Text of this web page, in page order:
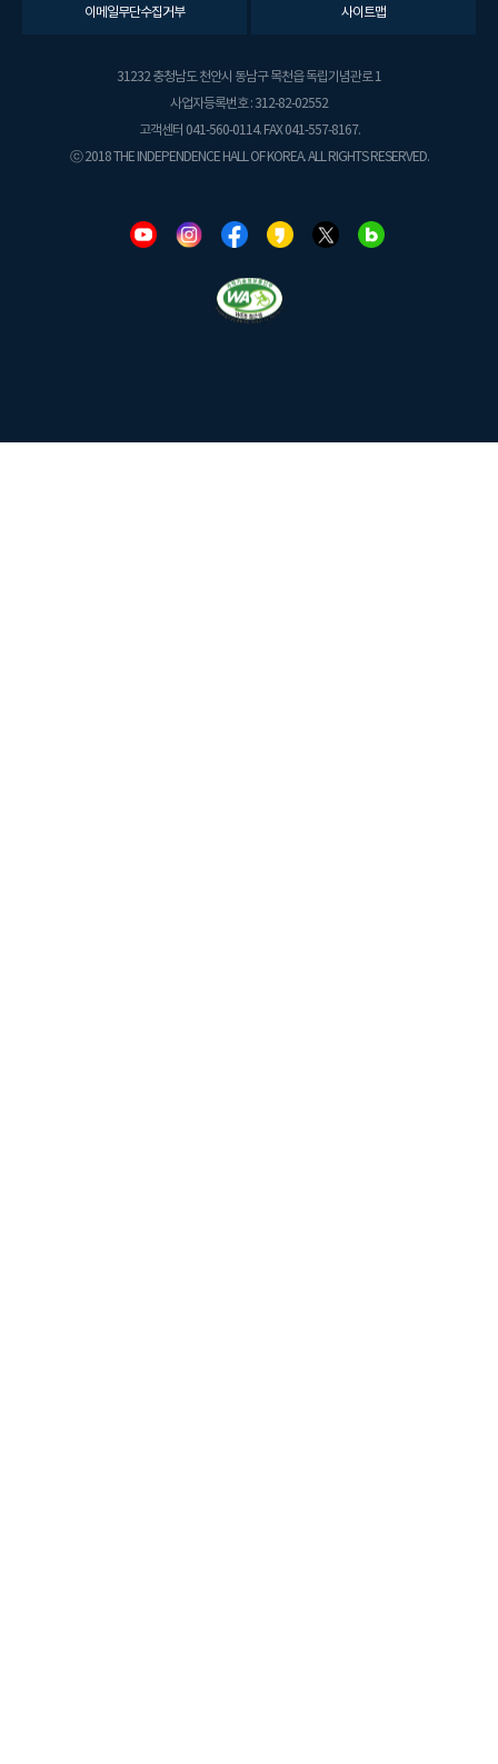
이메일무단수집거부 사이트맵
31232 충청남도 천안시 동남구 목천읍 독립기념관로 1
사업자등록번호 : 312-82-02552
고객센터 041-560-0114. FAX 041-557-8167.
ⓒ 2018 THE INDEPENDENCE HALL OF KOREA. ALL RIGHTS RESERVED.